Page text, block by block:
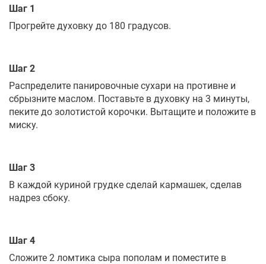
Шаг 1
Прогрейте духовку до 180 градусов.
Шаг 2
Распределите панировочные сухари на противне и
сбрызните маслом. Поставьте в духовку на 3 минуты,
пеките до золотистой корочки. Вытащите и положите в
миску.
Шаг 3
В каждой куриной грудке сделай кармашек, сделав
надрез сбоку.
Шаг 4
Сложите 2 ломтика сыра пополам и поместите в